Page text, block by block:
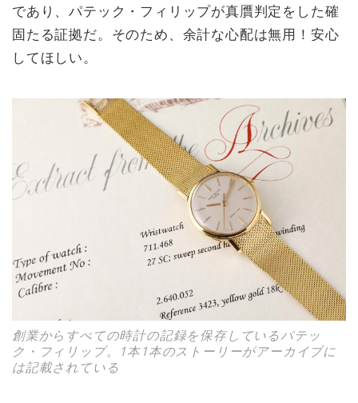
であり、パテック・フィリップが真贋判定をした確
固たる証拠だ。そのため、余計な心配は無用！安心
してほしい。
創業からすべての時計の記録を保存しているパテッ
ク・フィリップ。1本1本のストーリーがアーカイブに
は記載されている